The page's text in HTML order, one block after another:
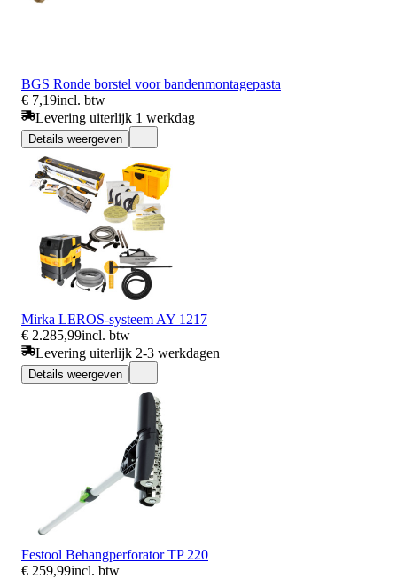
BGS Ronde borstel voor bandenmontagepasta
€ 7,19incl. btw
Levering uiterlijk 1 werkdag
Details weergeven
Mirka LEROS-systeem AY 1217
€ 2.285,99incl. btw
Levering uiterlijk 2-3 werkdagen
Details weergeven
Festool Behangperforator TP 220
€ 259,99incl. btw